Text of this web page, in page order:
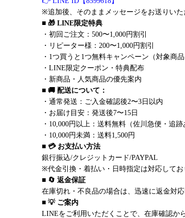
※追加後、そのままメッセージをお送りいた
■ 🎁 LINE限定特典
・初回ご注文：500〜1,000円割引
・リピーター様：200〜1,000円割引
・1つ買うと1つ無料キャンペーン（対象商品
・LINE限定クーポン・特典配布
・新商品・人気商品の優先案内
■ 🚚 配送について：
・通常発送：ご入金確認後2〜3日以内
・お届け目安：発送後7〜15日
・10,000円以上：送料無料（佐川急便・追跡
・10,000円未満：送料1,500円
■ 💳 お支払い方法
銀行振込/クレジットカード/PAYPAL
※代金引換・着払い・日時指定は対応してお
■ 🔄 返金保証
在庫切れ・不良品の場合は、迅速に返金対応
■ 💡 ご案内
LINEをご利用いただくことで、在庫確認か